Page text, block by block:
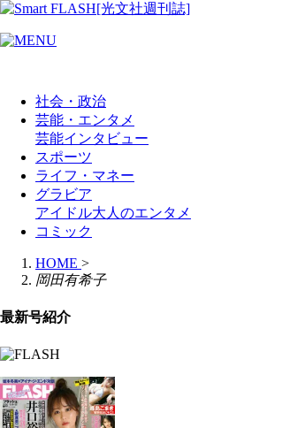
社会・政治
芸能・エンタメ
芸能インタビュー
スポーツ
ライフ・マネー
グラビア
アイドル大人のエンタメ
コミック
HOME >
岡田有希子
最新号紹介